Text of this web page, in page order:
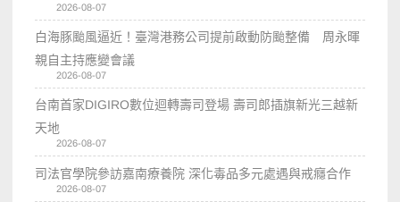
2026-08-07
白海豚颱風逼近！臺灣港務公司提前啟動防颱整備 周永暉
親自主持應變會議
2026-08-07
台南首家DIGIRO數位迴轉壽司登場 壽司郎插旗新光三越新
天地
2026-08-07
司法官學院參訪嘉南療養院 深化毒品多元處遇與戒癮合作
2026-08-07